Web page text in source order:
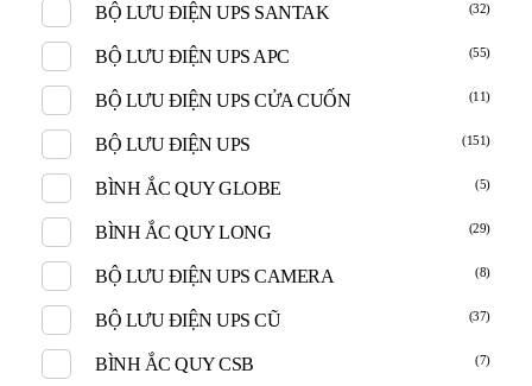
BỘ LƯU ĐIỆN UPS SANTAK (32)
BỘ LƯU ĐIỆN UPS APC (55)
BỘ LƯU ĐIỆN UPS CỬA CUỐN (11)
BỘ LƯU ĐIỆN UPS (151)
BÌNH ẮC QUY GLOBE (5)
BÌNH ẮC QUY LONG (29)
BỘ LƯU ĐIỆN UPS CAMERA (8)
BỘ LƯU ĐIỆN UPS CŨ (37)
BÌNH ẮC QUY CSB (7)